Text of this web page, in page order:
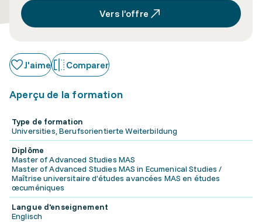
Vers l’offre
J'aime Comparer
Aperçu de la formation
Type de formation
Universities, Berufsorientierte Weiterbildung
Diplôme
Master of Advanced Studies MAS
Master of Advanced Studies MAS in Ecumenical Studies /
Maîtrise universitaire d’études avancées MAS en études
œcuméniques
Langue d'enseignement
Englisch